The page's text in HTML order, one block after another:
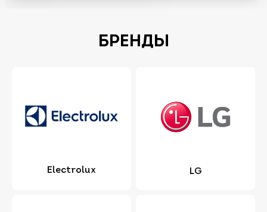
БРЕНДЫ
Electrolux LG